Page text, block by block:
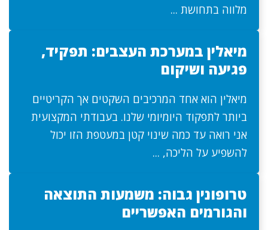
מלווה בתחושת ...
מיאלין במערכת העצבים: תפקיד,
פגיעה ושיקום
מיאלין הוא אחד המרכיבים השקטים אך הקריטיים
ביותר לתפקוד היומיומי שלנו. בעבודתי המקצועית
אני רואה עד כמה שינוי קטן במעטפת הזו יכול
להשפיע על הליכה, ...
טרופונין גבוה: משמעות התוצאה
והגורמים האפשריים